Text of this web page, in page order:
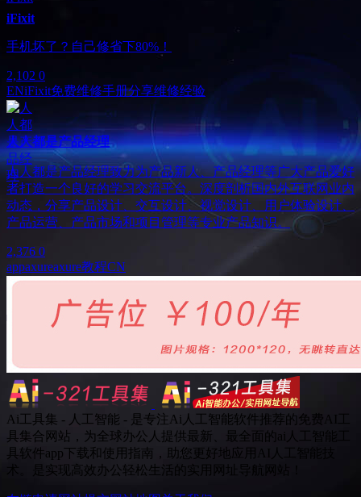
iFixit
手机坏了？自己修省下80%！
2,102 0
ENiFixit免费维修手册分享维修经验
人人都是产品经理
人人都是产品经理致力为产品新人、产品经理等广大产品爱好
者打造一个良好的学习交流平台。深度剖析国内外互联网业内
动态，分享产品设计、交互设计、视觉设计、用户体验设计、
产品运营、产品市场和项目管理等专业产品知识。
2,376 0
appaxureaxure教程CN
Ai工具集 - 人工智能 - 是专注Ai人工智能软件推荐的免费AI工
具集合网站，为全球办公人提供最新、最全面的ai人工智能工
具软件app下载和使用指南，助您更好地应用AI人工智能技
术。是实现高效办公轻松生活的实用网址导航网站！